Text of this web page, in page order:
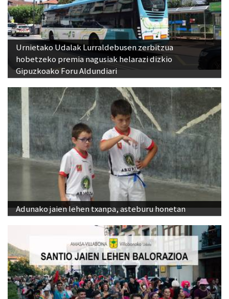
Urnietako Udalak Lurraldebusen zerbitzua
hobetzeko premia nagusiak helarazi dizkio
Gipuzkoako Foru Aldundiari
Adunako jaien lehen txanpa, asteburu honetan